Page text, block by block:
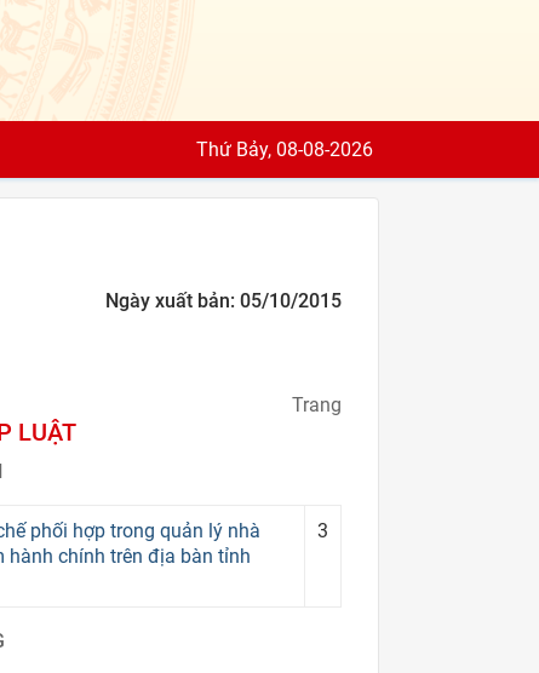
Thứ Bảy, 08-08-2026
Ngày xuất bản: 05/10/2015
Trang
LUẬT
phối hợp trong quản lý nhà
hành chính trên địa bàn tỉnh
3